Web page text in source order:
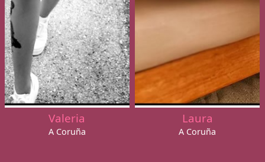
Valeria
A Coruña
Laura
A Coruña